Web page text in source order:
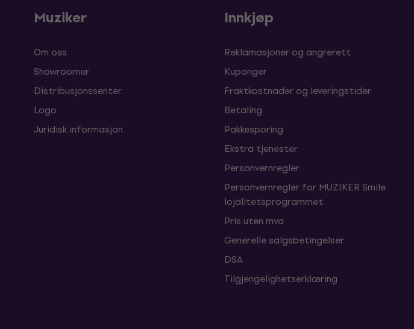
Muziker
Om oss
Showroomer
Distribusjonssenter
Logo
Juridisk informasjon
Innkjøp
Reklamasjoner og angrerett
Kuponger
Fraktkostnader og leveringstider
Betaling
Pakkesporing
Ekstra tjenester
Personvernregler
Personvernregler for MUZIKER Smile
lojalitetsprogrammet
Pris uten mva
Generelle salgsbetingelser
DSA
Tilgjengelighetserklæring